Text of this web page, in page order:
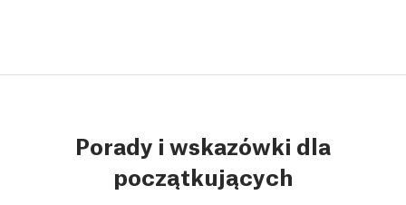
Porady i wskazówki dla
początkujących